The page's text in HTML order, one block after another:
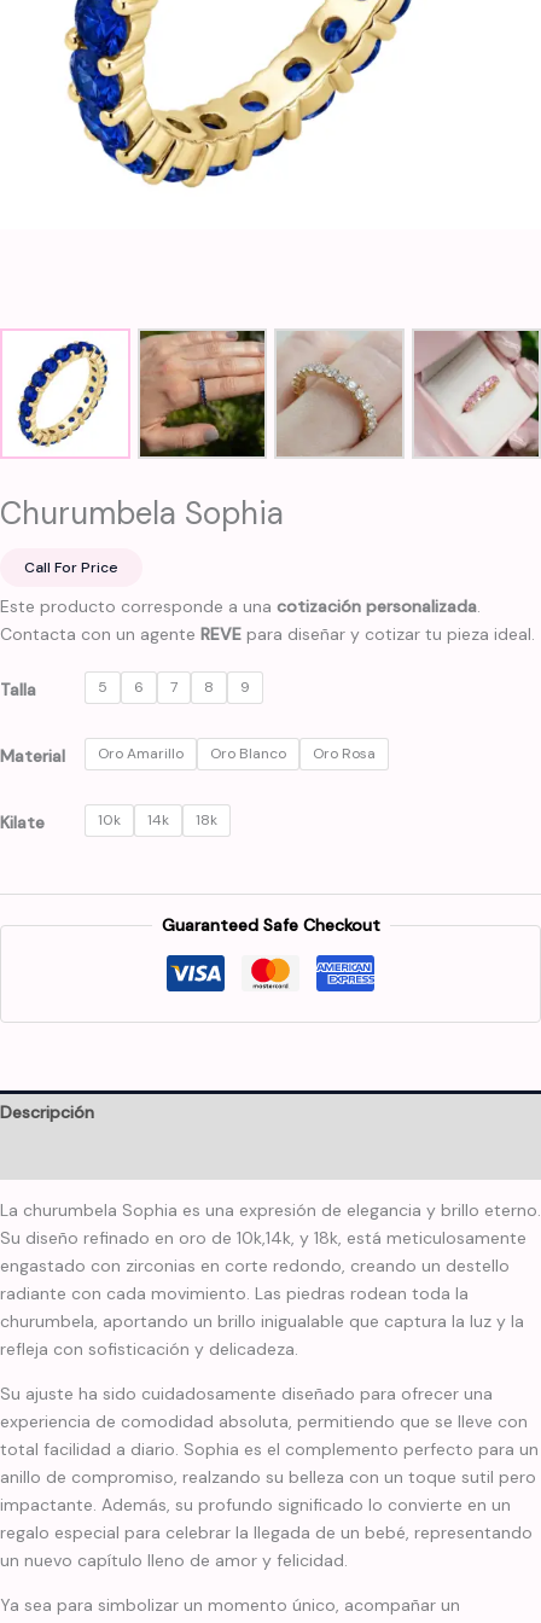
Churumbela Sophia
Call For Price
Este producto corresponde a una cotización personalizada.
Contacta con un agente REVE para diseñar y cotizar tu pieza ideal.
Talla 5 6 7 8 9
Material Oro Amarillo Oro Blanco Oro Rosa
Kilate 10k 14k 18k
Guaranteed Safe Checkout
Descripción
La churumbela Sophia es una expresión de elegancia y brillo eterno.
Su diseño refinado en oro de 10k,14k, y 18k, está meticulosamente
engastado con zirconias en corte redondo, creando un destello
radiante con cada movimiento. Las piedras rodean toda la
churumbela, aportando un brillo inigualable que captura la luz y la
refleja con sofisticación y delicadeza.
Su ajuste ha sido cuidadosamente diseñado para ofrecer una
experiencia de comodidad absoluta, permitiendo que se lleve con
total facilidad a diario. Sophia es el complemento perfecto para un
anillo de compromiso, realzando su belleza con un toque sutil pero
impactante. Además, su profundo significado lo convierte en un
regalo especial para celebrar la llegada de un bebé, representando
un nuevo capítulo lleno de amor y felicidad.
Ya sea para simbolizar un momento único, acompañar un